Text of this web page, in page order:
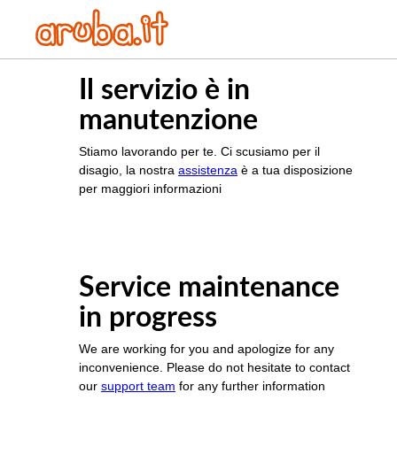
Il servizio è in
manutenzione
Stiamo lavorando per te. Ci scusiamo per il
disagio, la nostra assistenza è a tua disposizione
per maggiori informazioni
Service maintenance
in progress
We are working for you and apologize for any
inconvenience. Please do not hesitate to contact
our support team for any further information